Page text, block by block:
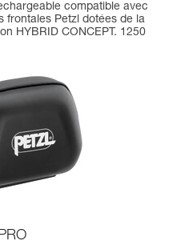
compatible avec
frontales Petzl dotées de la
HYBRID CONCEPT. 1250